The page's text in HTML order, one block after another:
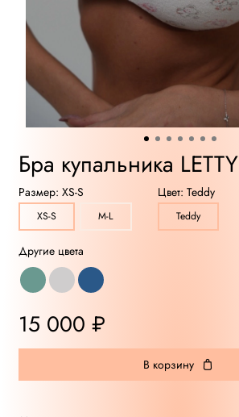
Бра купальника LETTY
Размер: XS-S
XS-S M-L
Цвет: Teddy
Teddy
Другие цвета
15 000 ₽
В корзину